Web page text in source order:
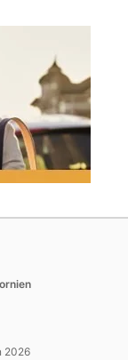
a new tab
opens in a new tab
in a new tab
2026